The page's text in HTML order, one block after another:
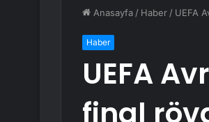
Anasayfa / Haber / UEFA
Haber
UEFA
final